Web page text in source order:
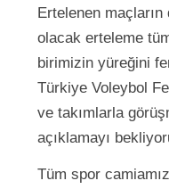
Ertelenen
olacak erteleme
birimizin yüreğini
Türkiye Voleybol
ve takımlarla
açıklamayı
Tüm spor